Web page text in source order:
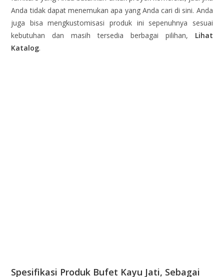
Anda tidak dapat menemukan apa yang Anda cari di sini. Anda
juga bisa mengkustomisasi produk ini sepenuhnya sesuai
kebutuhan dan masih tersedia berbagai pilihan, Lihat
Katalog.
Spesifikasi Produk Bufet Kayu Jati, Sebagai